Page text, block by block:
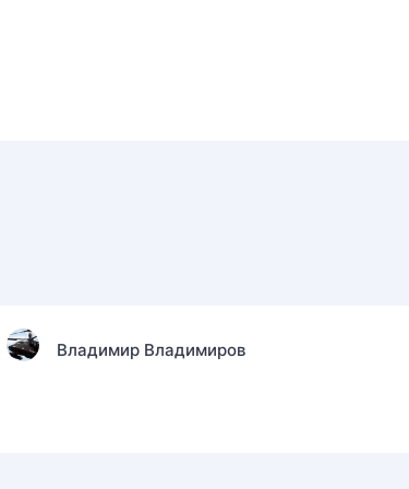
Владимир Владимиров